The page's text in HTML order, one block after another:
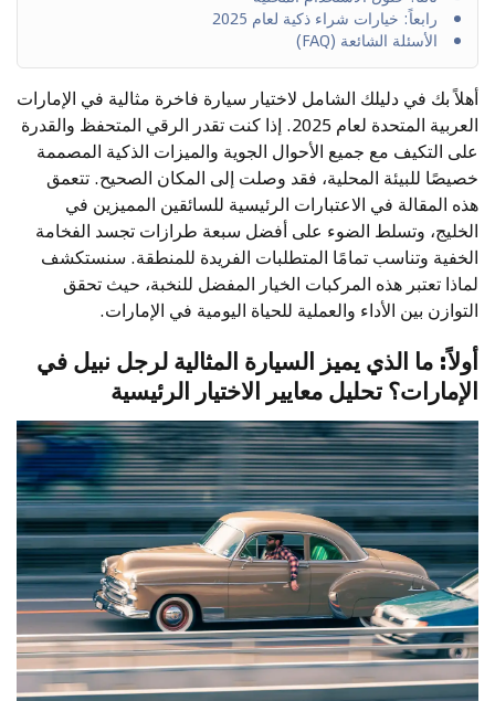
رابعاً: خيارات شراء ذكية لعام 2025
الأسئلة الشائعة (FAQ)
أهلاً بك في دليلك الشامل لاختيار سيارة فاخرة مثالية في الإمارات
العربية المتحدة لعام 2025. إذا كنت تقدر الرقي المتحفظ والقدرة
على التكيف مع جميع الأحوال الجوية والميزات الذكية المصممة
خصيصًا للبيئة المحلية، فقد وصلت إلى المكان الصحيح. تتعمق
هذه المقالة في الاعتبارات الرئيسية للسائقين المميزين في
الخليج، وتسلط الضوء على أفضل سبعة طرازات تجسد الفخامة
الخفية وتناسب تمامًا المتطلبات الفريدة للمنطقة. سنستكشف
لماذا تعتبر هذه المركبات الخيار المفضل للنخبة، حيث تحقق
التوازن بين الأداء والعملية للحياة اليومية في الإمارات.
أولاً: ما الذي يميز السيارة المثالية لرجل نبيل في
الإمارات؟ تحليل معايير الاختيار الرئيسية